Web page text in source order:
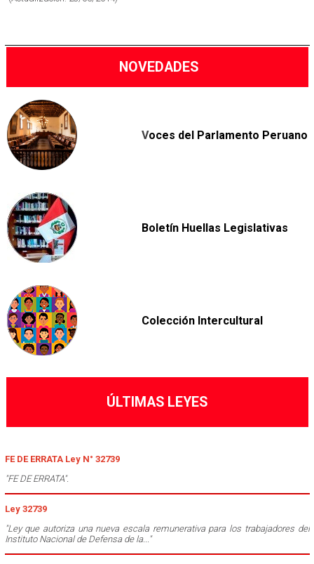
NOVEDADES
Voces del Parlamento Peruano
Boletín Huellas Legislativas
Colección Intercultural
ÚLTIMAS LEYES
FE DE ERRATA Ley N° 32739
"FE DE ERRATA".
Ley 32739
"Ley que autoriza una nueva escala remunerativa para los trabajadores del
Instituto Nacional de Defensa de la..."